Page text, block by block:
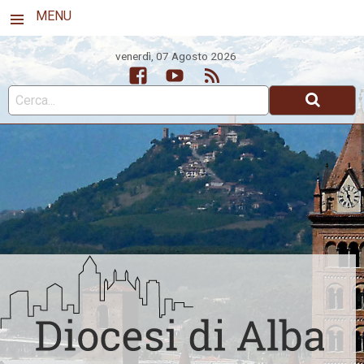
MENU
venerdì, 07 Agosto 2026
FacebookYoutubeFeed